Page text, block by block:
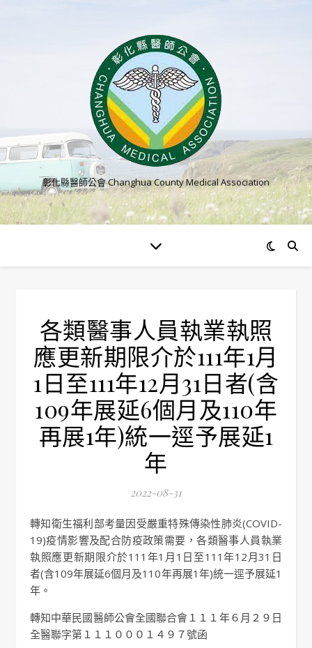
彰化縣醫師公會 Changhua County Medical Association
各類醫事人員執業執照
應更新期限介於111年1月
1日至111年12月31日者(含
109年展延6個月及110年
再展1年)統一逕予展延1
年
2022-08-31
轉知衛生福利部考量因受嚴重特殊傳染性肺炎(COVID-
19)疫情影響及配合防疫政策需要，各類醫事人員執業
執照應更新期限介於111年1月1日至111年12月31日
者(含109年展延6個月及110年再展1年)統一逕予展延1
年。
轉知中華民國醫師公會全國聯合會１１１年６月２９日
全醫聯字第１１１０００１４９７號函